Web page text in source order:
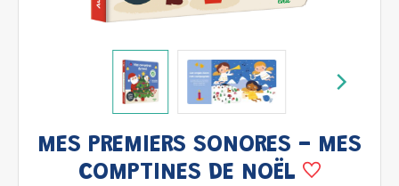
MES PREMIERS SONORES - MES
COMPTINES DE NOËL